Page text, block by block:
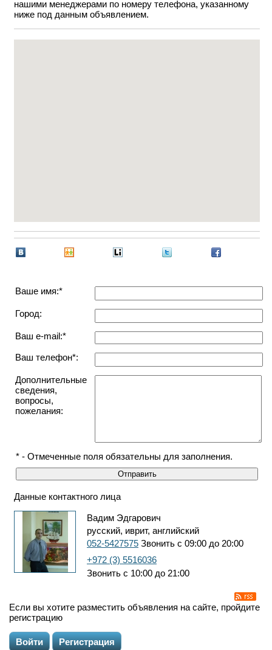
нашими менеджерами по номеру телефона, указанному
ниже под данным объявлением.
Ваше имя:*
Город:
Ваш e-mail:*
Ваш телефон*:
Дополнительные
сведения,
вопросы,
пожелания:
* - Отмеченные поля обязательны для заполнения.
Данные контактного лица
Вадим Эдгарович
русский, иврит, английский
052-5427575 Звонить с 09:00 до 20:00
+972 (3) 5516036
Звонить с 10:00 до 21:00
Если вы хотите разместить объявления на сайте, пройдите
регистрацию
Войти Регистрация